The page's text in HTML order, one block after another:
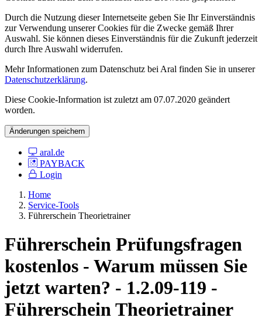
Durch die Nutzung dieser Internetseite geben Sie Ihr Einverständnis
zur Verwendung unserer Cookies für die Zwecke gemäß Ihrer
Auswahl. Sie können dieses Einverständnis für die Zukunft jederzeit
durch Ihre Auswahl widerrufen.
Mehr Informationen zum Datenschutz bei Aral finden Sie in unserer
Datenschutzerklärung.
Diese Cookie-Information ist zuletzt am 07.07.2020 geändert
worden.
Änderungen speichern
aral.de
PAYBACK
Login
Home
Service-Tools
Führerschein Theorietrainer
Führerschein Prüfungsfragen
kostenlos - Warum müssen Sie
jetzt warten? - 1.2.09-119 -
Führerschein Theorietrainer